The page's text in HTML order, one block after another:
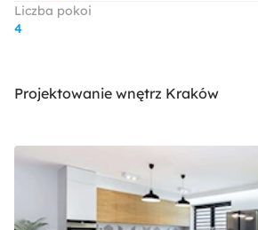
Liczba pokoi
4
Projektowanie wnętrz Kraków